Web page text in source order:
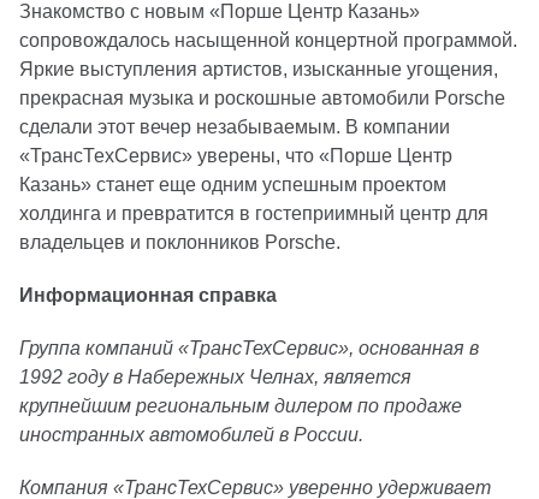
Знакомство с новым «Порше Центр Казань»
сопровождалось насыщенной концертной программой.
Яркие выступления артистов, изысканные угощения,
прекрасная музыка и роскошные автомобили Porsche
сделали этот вечер незабываемым. В компании
«ТрансТехСервис» уверены, что «Порше Центр
Казань» станет еще одним успешным проектом
холдинга и превратится в гостеприимный центр для
владельцев и поклонников Porsche.
Информационная справка
Группа компаний «ТрансТехСервис», основанная в
1992 году в Набережных Челнах, является
крупнейшим региональным дилером по продаже
иностранных автомобилей в России.
Компания «ТрансТехСервис» уверенно удерживает